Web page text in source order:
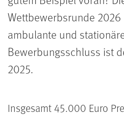
Wettbewerbsrunde
ambulante und
Bewerbungsschluss ist
2025.
Insgesamt 45.000 Euro